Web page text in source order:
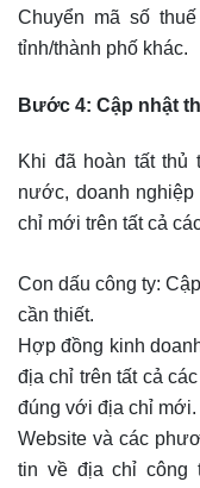
Chuyển mã số
tỉnh/thành phố khác.
Bước 4: Cập nhật
Khi đã hoàn tất thủ
nước, doanh
chỉ mới trên tất cả
Con dấu công ty:
cần thiết.
Hợp đồng kinh
địa chỉ trên tất cả
đúng với địa chỉ mới.
Website và các
tin về địa chỉ công